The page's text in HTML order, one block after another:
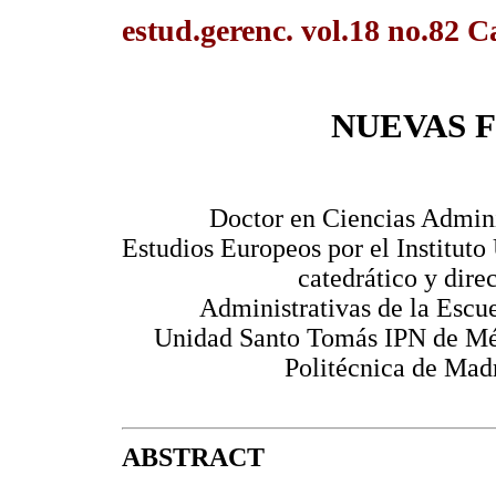
estud.gerenc. vol.18 no.82
NUEVAS
Doctor en Ciencias
Estudios Europeos por el Instituto
catedrático y
Administrativas de la
Unidad Santo Tomás IPN de
Politécnica de
ABSTRACT